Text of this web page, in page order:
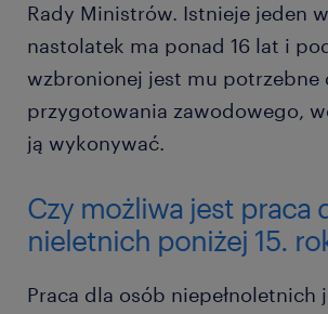
Rady Ministrów. Istnieje jeden
nastolatek ma ponad 16 lat i
wzbronionej jest mu potrzebne
przygotowania zawodowego,
ją wykonywać.
Czy możliwa jest praca
nieletnich poniżej 15.
Praca dla osób niepełnoletnich